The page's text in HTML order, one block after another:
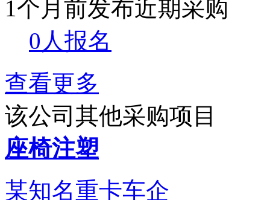
1个月前发布近期采购
0人报名
查看更多
该公司其他采购项目
座椅注塑
某知名重卡车企